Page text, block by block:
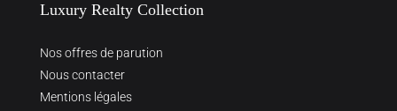
Luxury Realty Collection
Nos offres de parution
Nous contacter
Mentions légales